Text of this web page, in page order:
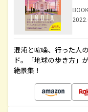
混沌と喧噪、行った人
ド。「地球の歩き方」
絶景集！